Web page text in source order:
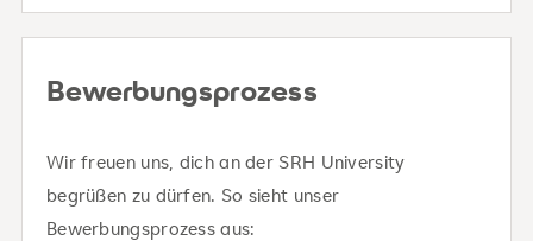
Bewerbungsprozess
Wir freuen uns, dich an der SRH University
begrüßen zu dürfen. So sieht unser
Bewerbungsprozess aus: